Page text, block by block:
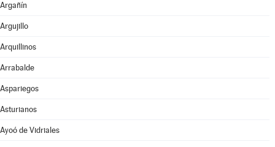
Argañín
Argujillo
Arquillinos
Arrabalde
Aspariegos
Asturianos
Ayoó de Vidriales